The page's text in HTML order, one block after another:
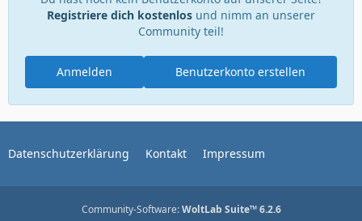
Registriere dich kostenlos und nimm an unserer
Community teil!
Benutzerkonto erstellen
Anmelden
Datenschutzerklärung Kontakt Impressum
Community-Software:WoltLab Suite™ 6.2.6